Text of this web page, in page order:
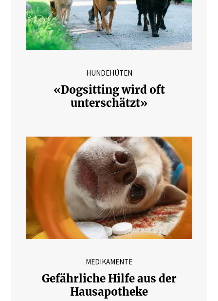
HUNDEHÜTEN
«Dogsitting wird oft
unterschätzt»
MEDIKAMENTE
Gefährliche Hilfe aus der
Hausapotheke